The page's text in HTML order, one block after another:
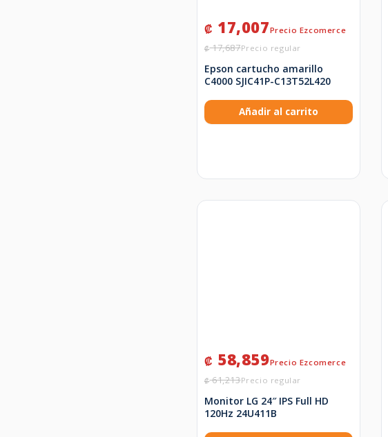
₡17,687
₡ 17,007
Epson cartucho amarillo
C4000 SJIC41P-C13T52L420
Añadir al carrito
₡61,213
₡ 58,859
Monitor LG 24″ IPS Full HD
120Hz 24U411B